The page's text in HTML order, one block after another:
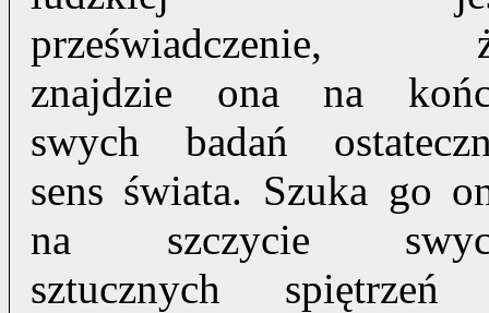
przeświadczenie,
znajdzie ona na
swych badań
sens świata. Szuka go
na szczycie
sztucznych